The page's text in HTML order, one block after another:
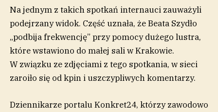
Na jednym z takich spotkań internauci zauważyli
podejrzany widok. Część uznała, że Beata Szydło
„podbija frekwencję” przy pomocy dużego lustra,
które wstawiono do małej sali w Krakowie.
W związku ze zdjęciami z tego spotkania, w sieci
zaroiło się od kpin i uszczypliwych komentarzy.
Dziennikarze portalu Konkret24, którzy zawodowo